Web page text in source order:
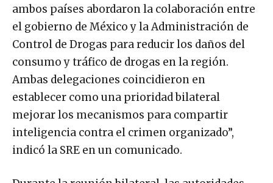
ambos países abordaron la colaboración entre
el gobierno de México y la Administración de
Control de Drogas para reducir los daños del
consumo y tráfico de drogas en la región.
Ambas delegaciones coincidieron en
establecer como una prioridad bilateral
mejorar los mecanismos para compartir
inteligencia contra el crimen organizado”,
indicó la SRE en un comunicado.